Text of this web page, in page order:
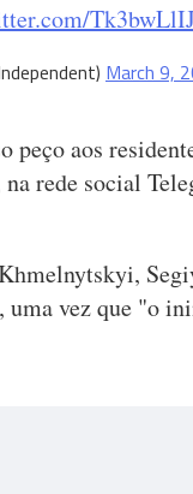
March 9,
peço aos
rede social
vez que "o